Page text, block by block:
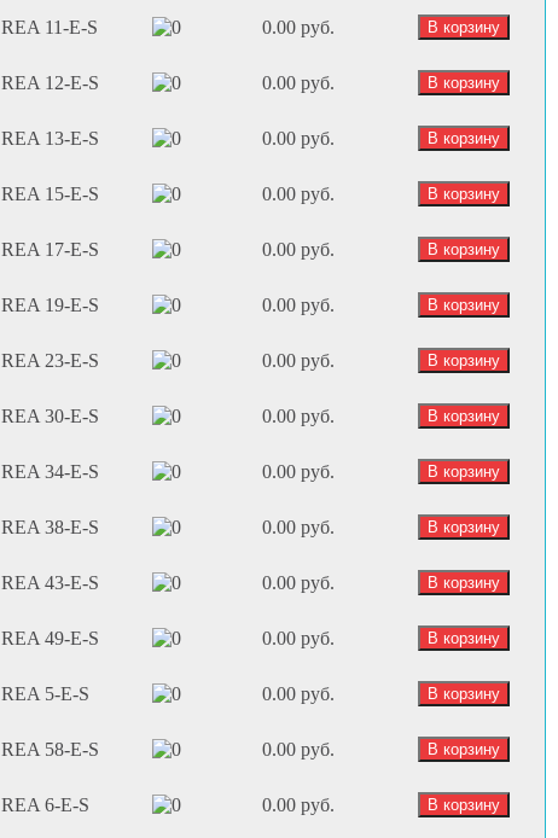
REA 11-E-S 0.00 руб.
REA 12-E-S 0.00 руб.
REA 13-E-S 0.00 руб.
REA 15-E-S 0.00 руб.
REA 17-E-S 0.00 руб.
REA 19-E-S 0.00 руб.
REA 23-E-S 0.00 руб.
REA 30-E-S 0.00 руб.
REA 34-E-S 0.00 руб.
REA 38-E-S 0.00 руб.
REA 43-E-S 0.00 руб.
REA 49-E-S 0.00 руб.
REA 5-E-S 0.00 руб.
REA 58-E-S 0.00 руб.
REA 6-E-S 0.00 руб.